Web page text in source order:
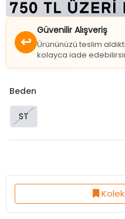
↩
Güvenilir Alışveriş
Ürününüzü teslim
kolayca iade
Beden
ST